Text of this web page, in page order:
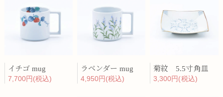
イチゴ mug
7,700円(税込)
ラベンダー mug
4,950円(税込)
菊紋 5.5寸角皿
3,300円(税込)